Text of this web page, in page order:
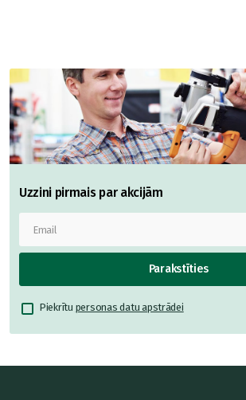
Uzzini pirmais par akcijām
Parakstīties
Piekrītu personas datu apstrādei